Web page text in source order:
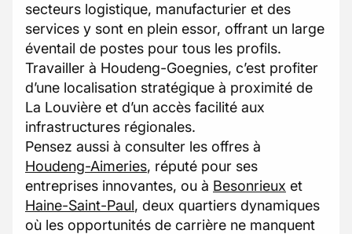
secteurs logistique, manufacturier et des
services y sont en plein essor, offrant un large
éventail de postes pour tous les profils.
Travailler à Houdeng-Goegnies, c’est profiter
d’une localisation stratégique à proximité de
La Louvière et d’un accès facilité aux
infrastructures régionales.
Pensez aussi à consulter les offres à
Houdeng-Aimeries, réputé pour ses
entreprises innovantes, ou à Besonrieux et
Haine-Saint-Paul, deux quartiers dynamiques
où les opportunités de carrière ne manquent